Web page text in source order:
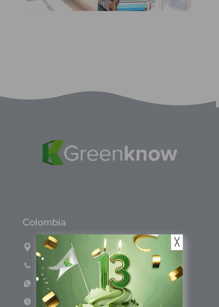
Colombia
Carrera 71G #117-67 INT 3 OFI 701
Teléfono: (601) 522 3869
WhatsApp: +57 317 4651554
Lun - Vie 8:00am - 5:00pm
╳